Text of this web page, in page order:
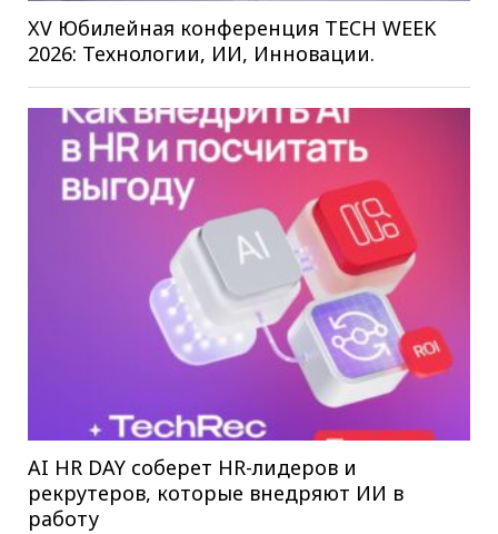
XV Юбилейная конференция TECH WEEK
2026: Технологии, ИИ, Инновации.
AI HR DAY соберет HR-лидеров и
рекрутеров, которые внедряют ИИ в
работу